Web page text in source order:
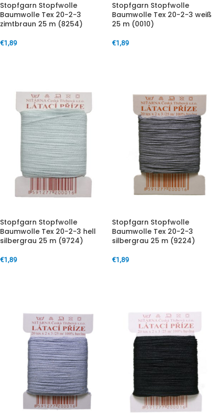
Stopfgarn Stopfwolle
Baumwolle Tex 20-2-3
zimtbraun 25 m (8254)
€1,89
Stopfgarn Stopfwolle
Baumwolle Tex 20-2-3 weiß
25 m (0010)
€1,89
Stopfgarn Stopfwolle
Baumwolle Tex 20-2-3 hell
silbergrau 25 m (9724)
€1,89
Stopfgarn Stopfwolle
Baumwolle Tex 20-2-3
silbergrau 25 m (9224)
€1,89